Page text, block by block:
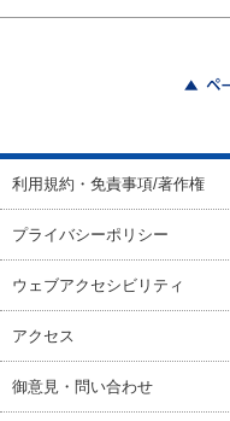
利用規約・免責事項/著作権
プライバシーポリシー
ウェブアクセシビリティ
アクセス
御意見・問い合わせ